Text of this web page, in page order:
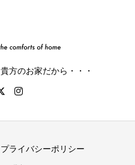
方のお家だから・・・
プライバシーポリシー